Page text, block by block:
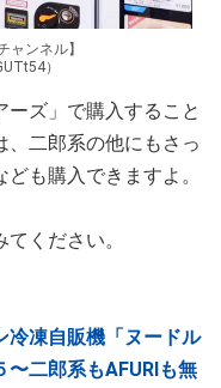
ンネル】
）
ズ」で購入すること
、二郎系の他にもさっ
も購入できますよ。
ください。
冷凍自販機「ヌードル
二郎系もAFURIも無